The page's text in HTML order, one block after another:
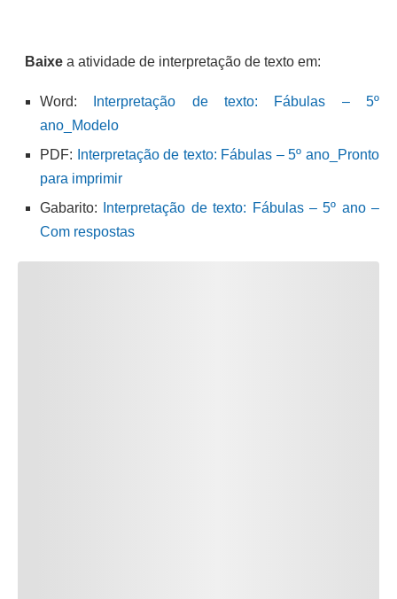
Baixe a atividade de interpretação de texto em:
Word:
Interpretação de texto: Fábulas – 5º
ano_Modelo
PDF:
Interpretação de texto: Fábulas – 5º ano_Pronto
para imprimir
Gabarito:
Interpretação de texto: Fábulas – 5º ano –
Com respostas